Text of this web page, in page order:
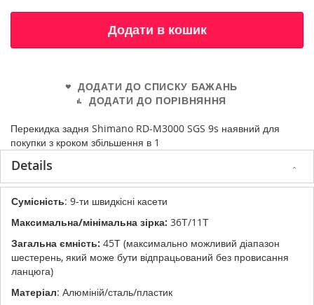
Додати в кошик
ДОДАТИ ДО СПИСКУ БАЖАНЬ
ДОДАТИ ДО ПОРІВНЯННЯ
Перекидка задня Shimano RD-M3000 SGS 9s наявний для
покупки з кроком збільшення в 1
Details
Сумісність: 9-ти швидкісні касети
Максимальна/мінімальна зірка: 36Т/11Т
Загальна ємність: 45Т (максимально можливий діапазон
шестерень, який може бути відпрацьований без провисання
ланцюга)
Матеріал: Алюміній/сталь/пластик